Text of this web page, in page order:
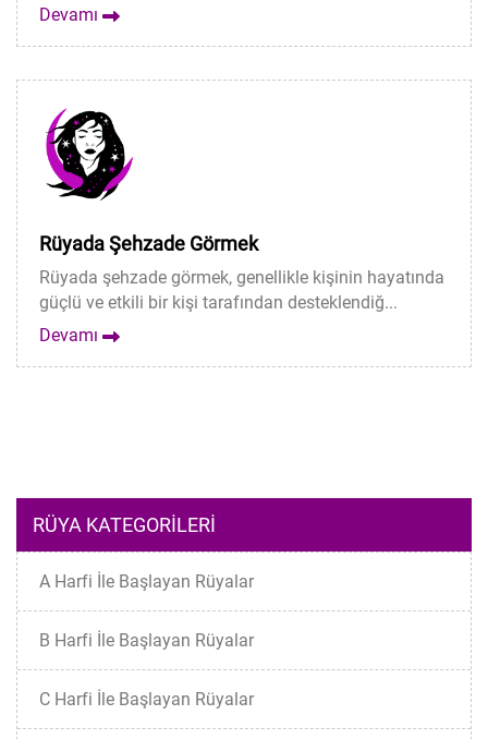
Devamı
Rüyada Şehzade Görmek
Rüyada şehzade görmek, genellikle kişinin hayatında
güçlü ve etkili bir kişi tarafından desteklendiğ...
Devamı
RÜYA KATEGORILERI
A Harfi İle Başlayan Rüyalar
B Harfi İle Başlayan Rüyalar
C Harfi İle Başlayan Rüyalar